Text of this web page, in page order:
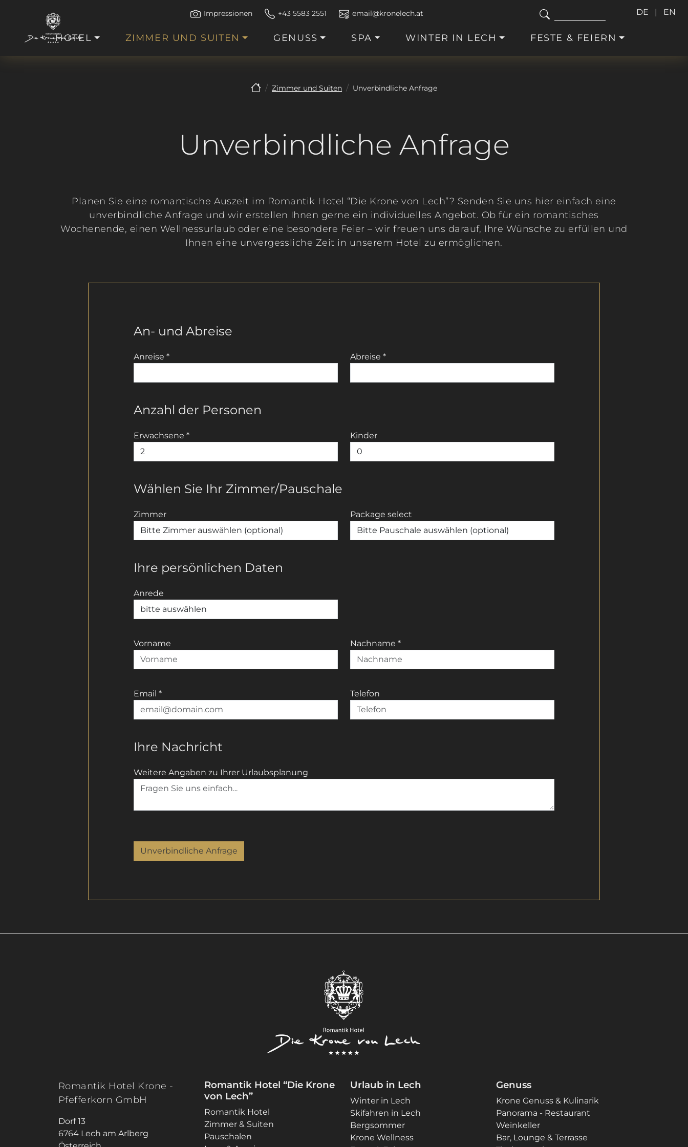
Impressionen +43 5583 2551 email@kronelech.at DE EN
HOTEL ZIMMER UND SUITEN GENUSS SPA WINTER IN LECH FESTE & FEIERN
Zimmer und Suiten Unverbindliche Anfrage
Unverbindliche Anfrage
Planen Sie eine romantische Auszeit im Romantik Hotel “Die Krone von Lech”? Senden Sie uns hier einfach eine
unverbindliche Anfrage und wir erstellen Ihnen gerne ein individuelles Angebot. Ob für ein romantisches
Wochenende, einen Wellnessurlaub oder eine besondere Feier – wir freuen uns darauf, Ihre Wünsche zu erfüllen und
Ihnen eine unvergessliche Zeit in unserem Hotel zu ermöglichen.
An- und Abreise
Anreise * Abreise *
Anzahl der Personen
Erwachsene * Kinder
Wählen Sie Ihr Zimmer/Pauschale
Zimmer Package select
Ihre persönlichen Daten
Anrede
Vorname Nachname *
Email * Telefon
Ihre Nachricht
Weitere Angaben zu Ihrer Urlaubsplanung
Unverbindliche Anfrage
Romantik Hotel Krone -
Pfefferkorn GmbH
Dorf 13
6764 Lech am Arlberg
Romantik Hotel “Die Krone
von Lech”
Romantik Hotel
Zimmer & Suiten
Pauschalen
Urlaub in Lech
Winter in Lech
Skifahren in Lech
Bergsommer
Krone Wellness
Genuss
Krone Genuss & Kulinarik
Panorama - Restaurant
Weinkeller
Bar, Lounge & Terrasse